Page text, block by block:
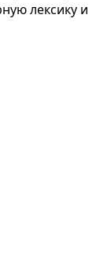
лексику и